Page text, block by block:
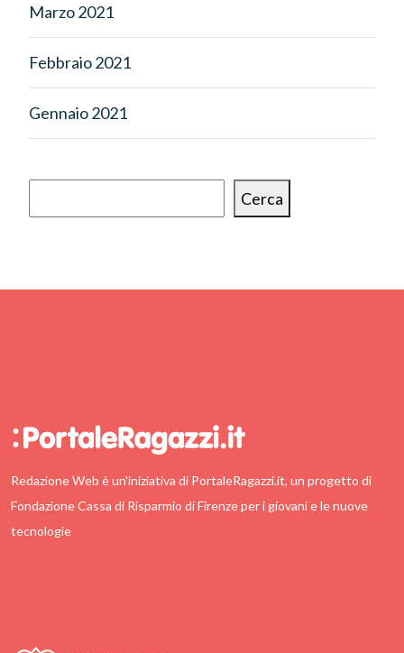
Marzo 2021
Febbraio 2021
Gennaio 2021
Cerca
Redazione Web è un'iniziativa di PortaleRagazzi.it, un progetto di
Fondazione Cassa di Risparmio di Firenze per i giovani e le nuove
tecnologie